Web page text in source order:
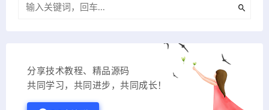
分享技术教程、精品源码
共同学习，共同进步，共同成长！